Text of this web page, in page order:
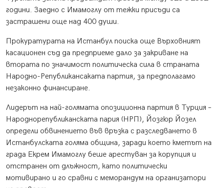
години. Заедно с Имамоглу от тежки присъди са
застрашени още над 400 души.
Прокуратурата на Истанбул поиска още Върховният
касационен съд да предприеме дало за закриване на
втората по значимост политическа сила в страната
Народно-Републикансаката партия, за предполагамо
незаконно финансиране.
Лидерът на най-голямата опозиционна партия в Турция –
Народнорепубликанската пария (НРП), Йозгюр Йозел
определи обвинението във връзка с разследването в
Истанбулската голяма община, заради което кметът на
града Екрем Имамоглу беше арестуван за корупция и
отстранен от длъжност, като политически
мотивирано и го сравни с меморандум на организатори